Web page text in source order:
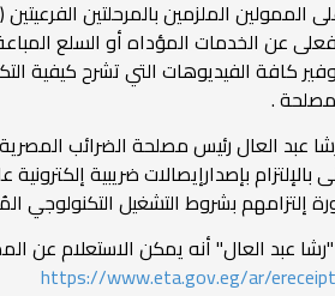
الممولين الملزمين بالمرحلتين الفرعيتين
عن الخدمات المؤداه أو السلع المباعة
كافة الفيديوهات التي تشرح كيفية
.
عبد العال رئيس مصلحة الضرائب المصرية
إلتزامهم بشروط التشغيل التكنولوجي
عبد العال" أنه يمكن الاستعلام عن
https://www.eta.gov.eg/ar/